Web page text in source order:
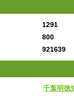
1291
800
921639
千葉明徳